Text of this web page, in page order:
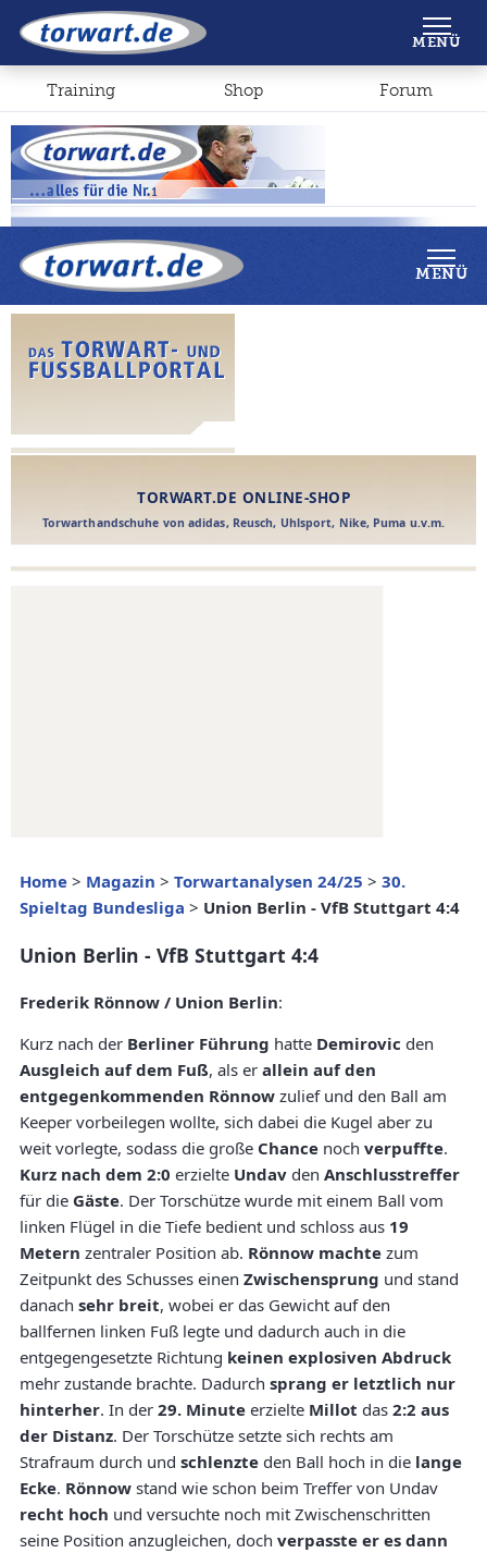
Shop Forum
MENÜ
Home > Magazin > Torwartanalysen 24/25 > 30.
Spieltag Bundesliga > Union Berlin - VfB Stuttgart 4:4
Union Berlin - VfB Stuttgart 4:4
Frederik Rönnow / Union Berlin:
Kurz nach der Berliner Führung hatte Demirovic den
Ausgleich auf dem Fuß, als er allein auf den
entgegenkommenden Rönnow zulief und den Ball am
Keeper vorbeilegen wollte, sich dabei die Kugel aber zu
weit vorlegte, sodass die große Chance noch verpuffte.
Kurz nach dem 2:0 erzielte Undav den Anschlusstreffer
für die Gäste. Der Torschütze wurde mit einem Ball vom
linken Flügel in die Tiefe bedient und schloss aus 19
Metern zentraler Position ab. Rönnow machte zum
Zeitpunkt des Schusses einen Zwischensprung und stand
danach sehr breit, wobei er das Gewicht auf den
ballfernen linken Fuß legte und dadurch auch in die
entgegengesetzte Richtung keinen explosiven Abdruck
mehr zustande brachte. Dadurch sprang er letztlich nur
hinterher. In der 29. Minute erzielte Millot das 2:2 aus
der Distanz. Der Torschütze setzte sich rechts am
Strafraum durch und schlenzte den Ball hoch in die lange
Ecke. Rönnow stand wie schon beim Treffer von Undav
recht hoch und versuchte noch mit Zwischenschritten
seine Position anzugleichen, doch verpasste er es dann